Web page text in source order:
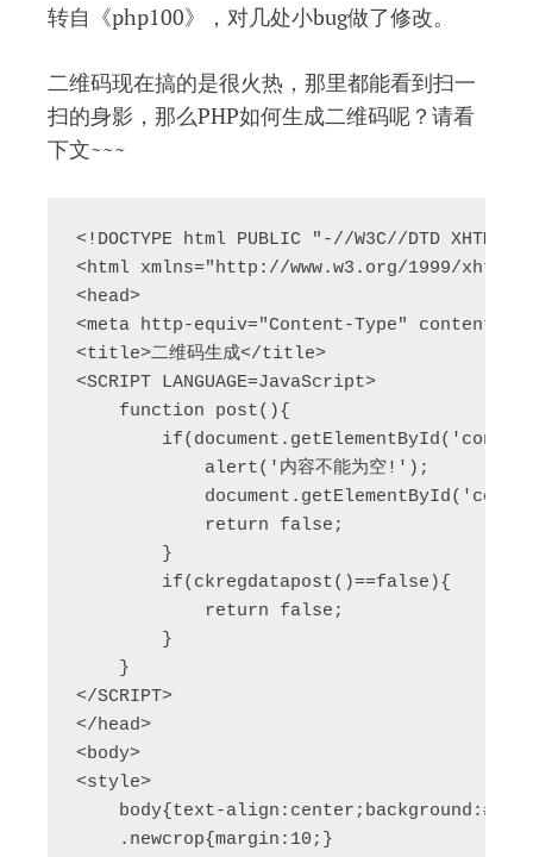
转自《php100》，对几处小bug做了修改。
二维码现在搞的是很火热，那里都能看到扫一
扫的身影，那么PHP如何生成二维码呢？请看
下文~~~
<!DOCTYPE html PUBLIC "-//W3C//DTD
<html xmlns="http://www.w3.org/1999/
<head>
<meta http-equiv="Content-Type"
<title>二维码生成</title>
<SCRIPT LANGUAGE=JavaScript>
    function post(){
            alert('内容不能为空!');
            return false;
        }
        if(ckregdatapost()==false){
            return false;
        }
    }
</SCRIPT>
</head>
<body>
<style>
body{text-
    .newcrop{margin:10;}